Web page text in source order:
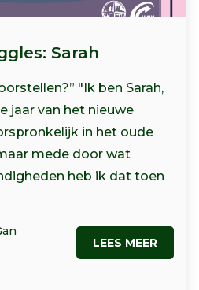
Sarah
"Ik ben Sarah,
jaar van het nieuwe
in het oude
mede door wat
heb ik dat toen
LEES MEER